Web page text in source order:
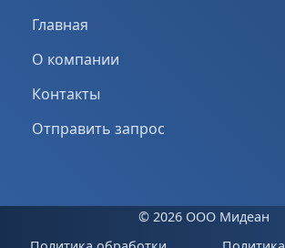
Главная
О компании
Контакты
Отправить запрос
© 2026 ООО Мидеан